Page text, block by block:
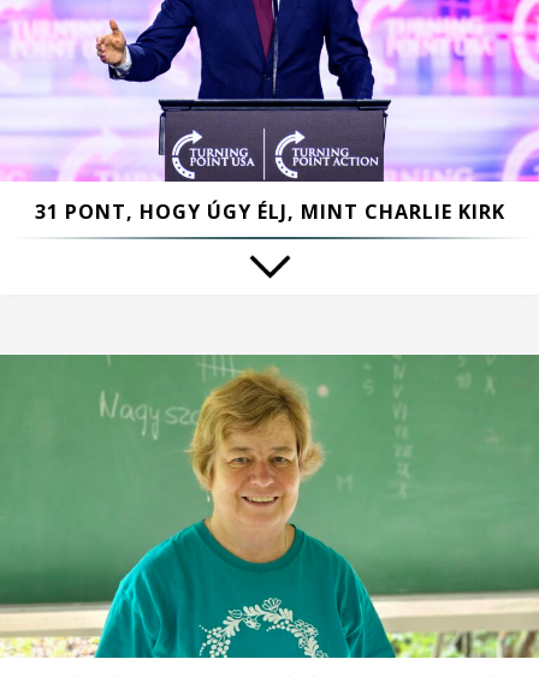
31 PONT, HOGY ÚGY ÉLJ, MINT CHARLIE KIRK